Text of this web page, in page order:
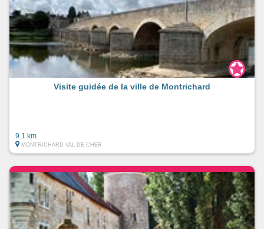
Visite guidée de la ville de Montrichard
9.1 km
MONTRICHARD VAL DE CHER